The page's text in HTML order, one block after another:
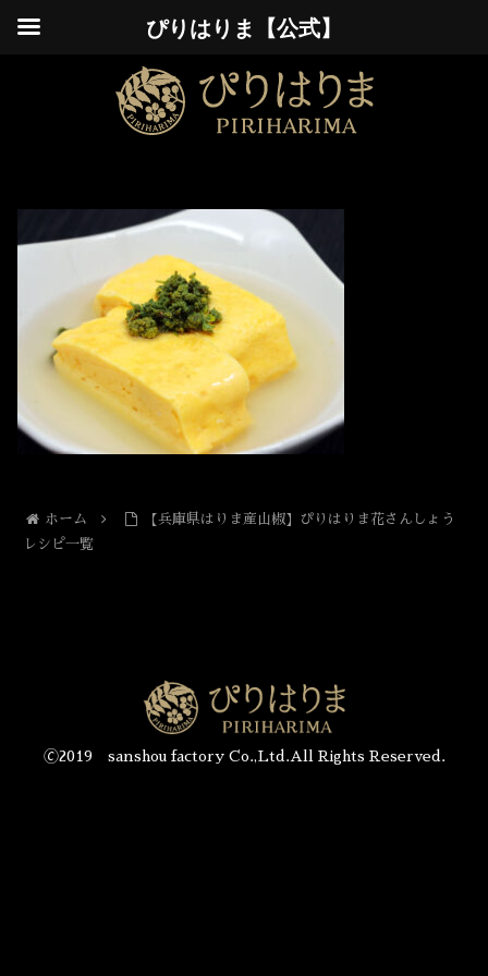
ホーム
【兵庫県はりま産山椒】ぴりはりま花さんしょう
レシピ一覧
🄫2019 sanshou factory Co.,Ltd.All Rights Reserved.
ぴりはりま【公式】